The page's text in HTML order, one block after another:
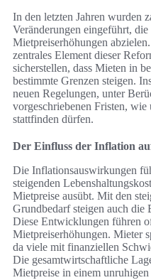
In den letzten Jahren wurden
Veränderungen eingeführt,
Mietpreiserhöhungen
zentrales Element dieser
sicherstellen, dass Mieten in
bestimmte Grenzen steigen.
neuen Regelungen, unter
vorgeschriebenen Fristen,
stattfinden dürfen.
Der Einfluss der Inflation
Die Inflationsauswirkungen
steigenden
Mietpreise ausübt. Mit den
Grundbedarf steigen auch die
Diese Entwicklungen führen
Mietpreiserhöhungen. Mieter
da viele mit finanziellen
Die gesamtwirtschaftliche
Mietpreise in einem